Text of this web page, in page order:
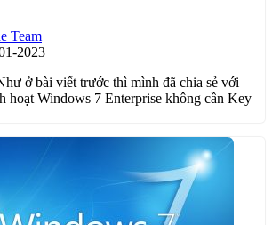
Team
2023
ở bài viết trước thì mình đã chia sẻ với
hoạt Windows 7 Enterprise không cần Key